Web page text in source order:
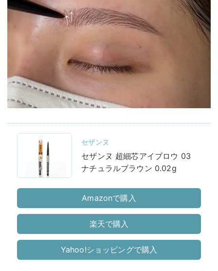
セザンヌ
セザンヌ 超細芯アイブロウ 03
ナチュラルブラウン 0.02g
Amazonで購入
楽天で購入
Yahoo!ショッピングで購入